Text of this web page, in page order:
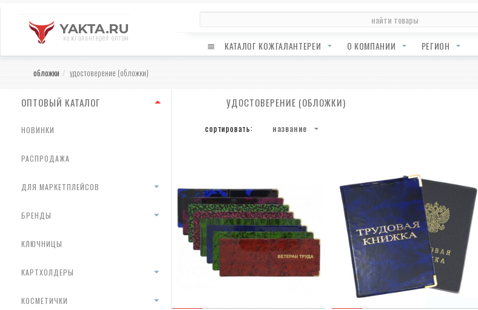
YAKTA.RU
кожгалантерея оптом
КАТАЛОГ КОЖГАЛАНТЕРЕИ О КОМПАНИИ РЕГИОН
обложки удостоверение (обложки)
ОПТОВЫЙ КАТАЛОГ
НОВИНКИ
РАСПРОДАЖА
ДЛЯ МАРКЕТПЛЕЙСОВ
БРЕНДЫ
КЛЮЧНИЦЫ
КАРТХОЛДЕРЫ
КОСМЕТИЧКИ
УДОСТОВЕРЕНИЕ (ОБЛОЖКИ)
сортировать: название